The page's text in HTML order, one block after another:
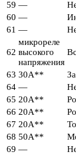
59 —
60 —
61 —
62
микрореле
высокого
напряжения
63 30А**
64 —
65 20А**
66 20А**
67 20А**
68 50А**
69 —